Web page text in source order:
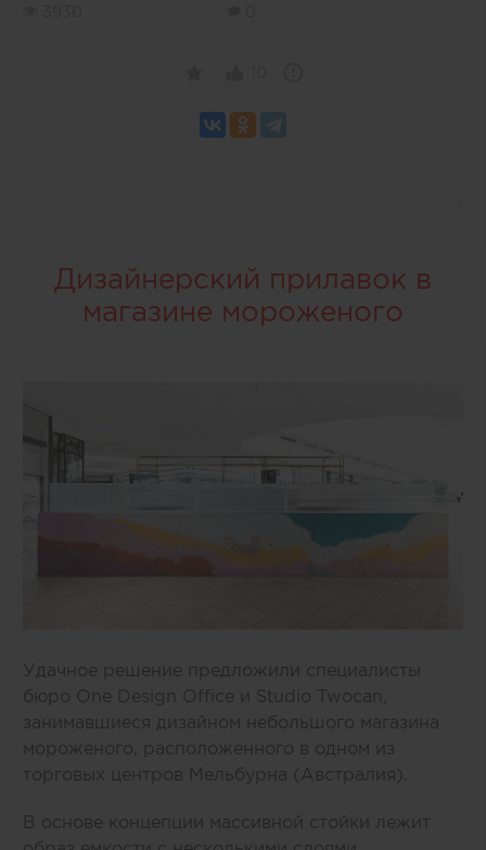
Дизайнерский прилавок в
магазине мороженого
Удачное решение предложили специалисты
бюро One Design Office и Studio Twocan,
занимавшиеся дизайном небольшого магазина
мороженого, расположенного в одном из
торговых центров Мельбурна (Австралия).
В основе концепции массивной стойки лежит